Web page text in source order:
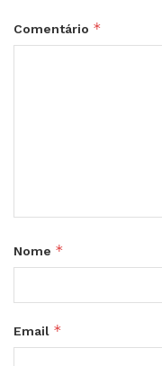
Comentário *
Nome *
Email *